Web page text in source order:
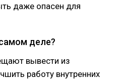
даже опасен для
деле?
вывести из
работу внутренних